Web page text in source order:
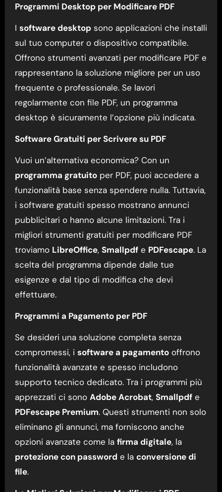
Programmi Desktop per Modificare PDF
I software desktopsono applicazioni che installi
sul tuo computer o dispositivo compatibile.
Offrono strumenti avanzati per modificare PDF e
rappresentano la soluzione migliore per un uso
frequente o professionale. Se lavori
regolarmente con file PDF, un programma
desktop è sicuramente l’opzione più indicata.
Software Gratuiti per Scrivere su PDF
Vuoi un’alternativa economica? Con un
programma gratuitoper PDF, puoi accedere a
funzionalità base senza spendere nulla. Tuttavia,
i software gratuiti spesso mostrano annunci
pubblicitari o hanno alcune limitazioni. Tra i
migliori strumenti gratuiti per modificare PDF
troviamo LibreOffice, Smallpdfe PDFescape. La
scelta del programma dipende dalle tue
esigenze e dal tipo di modifica che devi
effettuare.
Programmi a Pagamento per PDF
Se desideri una soluzione completa senza
compromessi, i software a pagamentooffrono
funzionalità avanzate e spesso includono
supporto tecnico dedicato. Tra i programmi più
apprezzati ci sono Adobe Acrobat, Smallpdfe
PDFescape Premium. Questi strumenti non solo
eliminano gli annunci, ma forniscono anche
opzioni avanzate come la firma digitale, la
protezione con password e la conversione di
file.